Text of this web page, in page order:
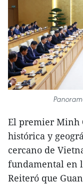
El premier Minh
histórica y
cercano de
fundamental en
Reiteró que